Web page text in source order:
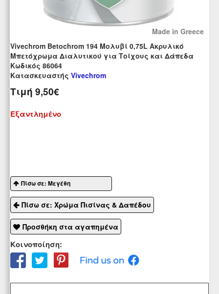
Made in Greece
Vivechrom Betochrom 194 Μολυβί 0,75L Ακρυλικό
Mπετόχρωμα Διαλυτικού για Τοίχους και Δάπεδα
Kωδικός 86064
Κατασκευαστής Vivechrom
Τιμή 9,50€
Εξαντλημένο
Πίσω σε: Μεγέθη
Πίσω σε: Χρώμα Πισίνας & Δαπέδου
Προσθήκη στα αγαπημένα
Κοινοποίηση: